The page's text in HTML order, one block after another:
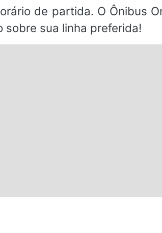
de partida. O Ônibus
sobre sua linha preferida!